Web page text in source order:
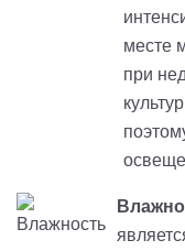
месте
при